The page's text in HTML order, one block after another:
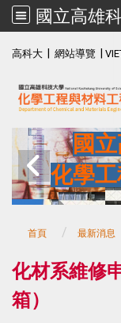
高科大 網站導覽
國
化學
首頁 最新消息
化材系維修
箱）